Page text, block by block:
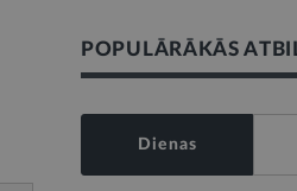
POPULĀRĀKĀS
Dienas